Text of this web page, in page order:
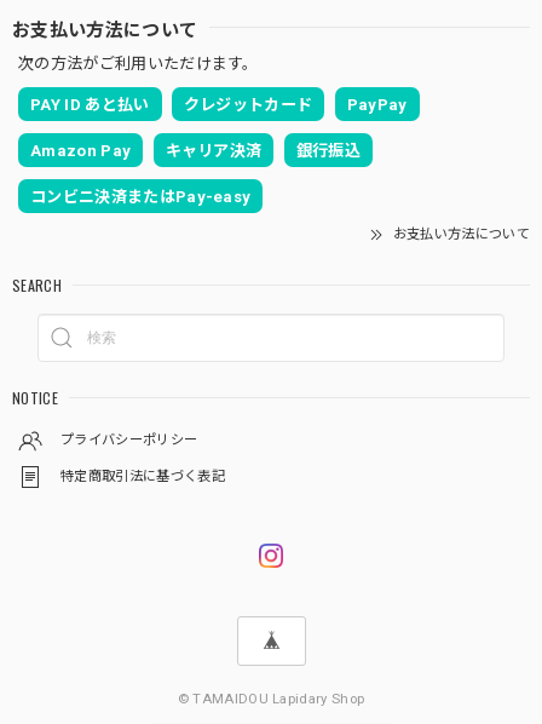
お支払い方法について
次の方法がご利用いただけます。
PAY ID あと払い クレジットカード PayPay
Amazon Pay キャリア決済 銀行振込
コンビニ決済またはPay-easy
お支払い方法について
SEARCH
NOTICE
プライバシーポリシー
特定商取引法に基づく表記
© TAMAIDOU Lapidary Shop